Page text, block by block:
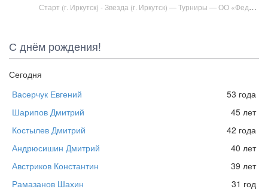
Старт (г. Иркутск) - Звезда (г. Иркутск) — Турниры — ОО «Федерация футбола города Иркутска» :: Футбол в Иркутске
С днём рождения!
Сегодня
Васерчук Евгений
53 года
Шарипов Дмитрий
45 лет
Костылев Дмитрий
42 года
Андрюсишин Дмитрий
40 лет
Австриков Константин
39 лет
Рамазанов Шахин
31 год